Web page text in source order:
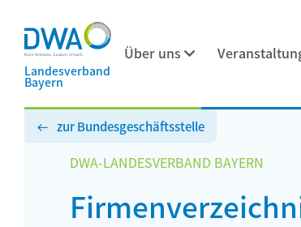
Landesverband
Bayern
Über uns
zur Bundesgeschäftsstelle
DWA-LANDESVERBAND BAYERN